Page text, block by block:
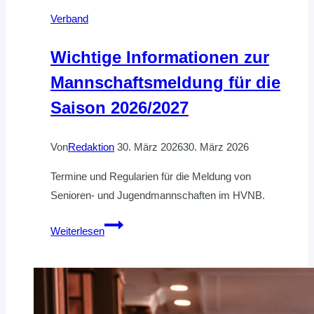
Verband
Wichtige Informationen zur
Mannschaftsmeldung für die
Saison 2026/2027
VonRedaktion 30. März 202630. März 2026
Termine und Regularien für die Meldung von
Senioren- und Jugendmannschaften im HVNB.
Weiterlesen
Wichtige
Mannschaftsmeldung